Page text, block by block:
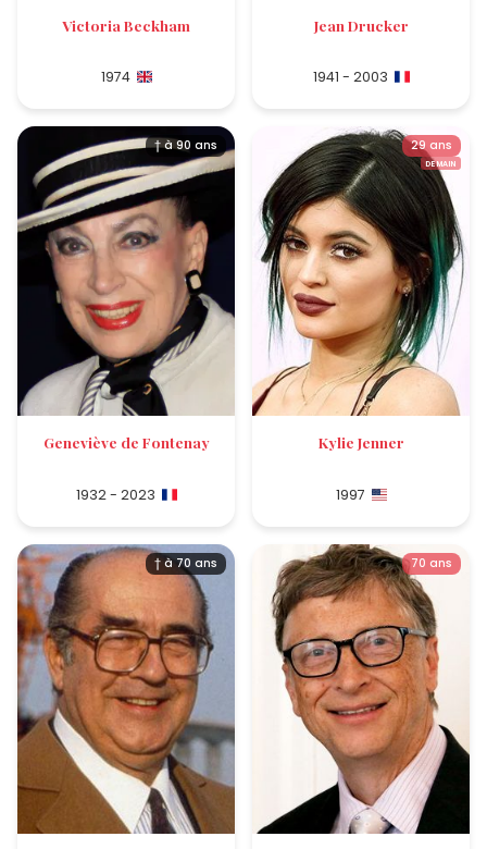
Victoria Beckham
1974
Jean Drucker
1941 - 2003
† à 90 ans
Geneviève de Fontenay
1932 - 2023
29 ans
DEMAIN
Kylie Jenner
1997
† à 70 ans 70 ans